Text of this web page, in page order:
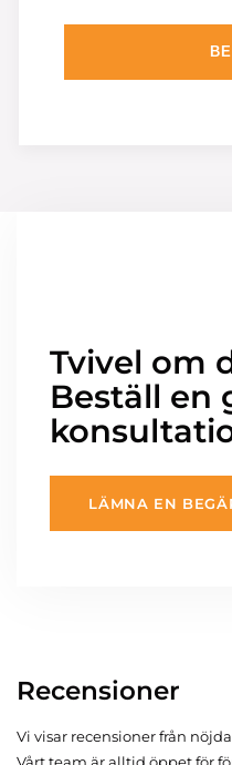
Tvivel om
Beställ en
LÄMNA EN
Recensioner
Vi visar recensioner från